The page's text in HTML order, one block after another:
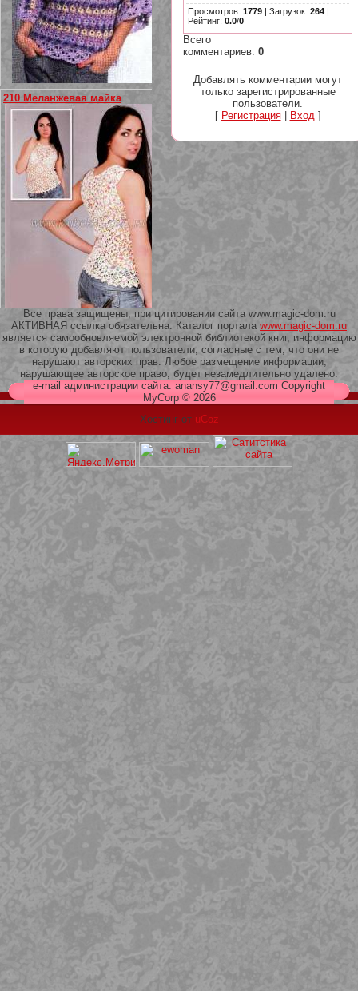
210 Меланжевая майка
209 Белая кофта из ленточного
кружева
Просмотров: 1779 | Загрузок: 264 |
Рейтинг: 0.0/0
Всего
комментариев: 0
Добавлять комментарии могут
только зарегистрированные
пользователи.
[ Регистрация| Вход]
Все права защищены, при цитировании сайта www.magic-dom.ru
АКТИВНАЯ ссылка обязательна. Каталог портала www.magic-dom.ru
является самообновляемой электронной библиотекой книг, информацию
в которую добавляют пользователи, согласные с тем, что они не
нарушают авторских прав. Любое размещение информации,
нарушающее авторское право, будет незамедлительно удалено.
e-mail администрации сайта: anansy77@gmail.com Copyright
MyCorp © 2026
Хостинг от uCoz